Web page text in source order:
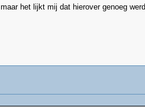
het lijkt mij dat hierover genoeg